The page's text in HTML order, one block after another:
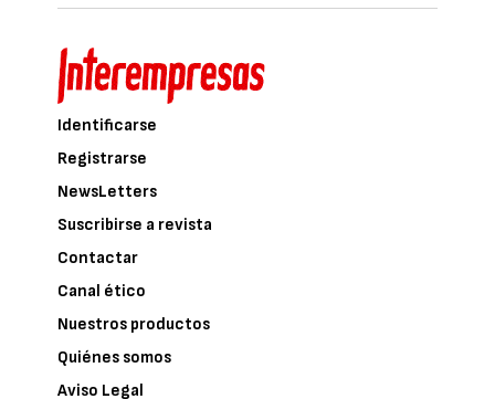
Identificarse
Registrarse
NewsLetters
Suscribirse a revista
Contactar
Canal ético
Nuestros productos
Quiénes somos
Aviso Legal